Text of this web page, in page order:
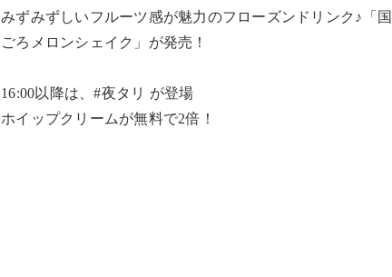
みずみずしいフルーツ感が魅力のフローズンドリンク♪「
ごろメロンシェイク」が発売！
16:00以降は、#夜タリ が登場
ホイップクリームが無料で2倍！